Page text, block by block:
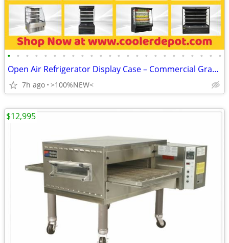
• • • • • • • • • • • • • • • • • • • • • • • •
Open Air Refrigerator Display Case – Commercial Grab & Go Cooler
7h ago >100%NEW<
$12,995